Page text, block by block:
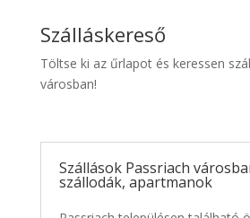
Kiwi
Taxi
Szálláskereső
Töltse ki az űrlapot és keressen
városban!
Szállások Passriach
szállodák, apartmanok